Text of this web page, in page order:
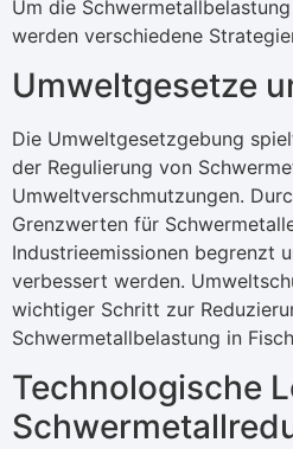
Um die
werden verschiedene
Umweltgesetze
Die Umweltgesetzgebung
der Regulierung von
Umweltverschmutzungen.
Grenzwerten für
Industrieemissionen begrenzt
verbessert werden.
wichtiger Schritt zur
Schwermetallbelastung in
Technologische